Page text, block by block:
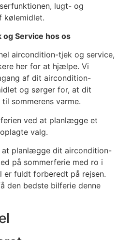
lugt- og
kølemidlet.
Service hos os
aircondition-tjek og service,
her for at hjælpe. Vi
af dit aircondition-
og sørger for, at dit
sommerens varme.
ved at planlægge et
valg.
planlægge dit aircondition-
på sommerferie med ro i
er fuldt forberedt på rejsen.
den bedste bilferie denne